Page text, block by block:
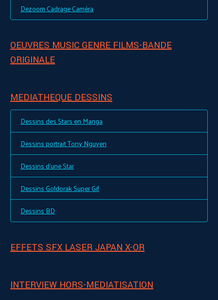
Dezoom Cadrage Caméra
OEUVRES MUSIC GENRE FILMS-BANDE
ORIGINALE
MEDIATHEQUE DESSINS
Dessins des Stars en Manga
Dessins portrait Tony Nguyen
Dessins d'une Star
Dessins Goldorak Super Gif
Dessins BD
EFFETS SFX LASER JAPAN X-OR
INTERVIEW HORS-MEDIATISATION